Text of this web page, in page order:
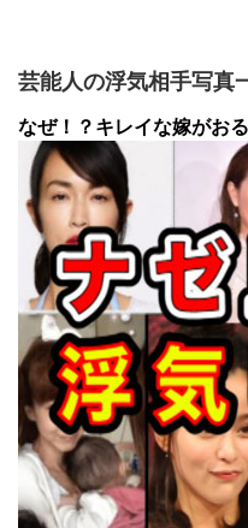
芸能人の浮気相手写
なぜ！？キレイな嫁がお